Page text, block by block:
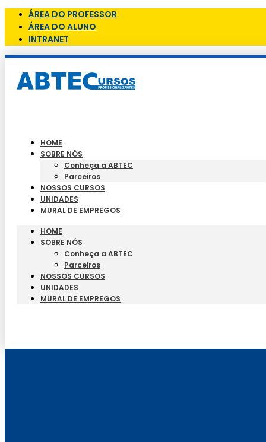
ÁREA DO PROFESSOR
ÁREA DO ALUNO
INTRANET
HOME
SOBRE NÓS
Conheça a ABTEC
Parceiros
NOSSOS CURSOS
UNIDADES
MURAL DE EMPREGOS
HOME
SOBRE NÓS
Conheça a ABTEC
Parceiros
NOSSOS CURSOS
UNIDADES
MURAL DE EMPREGOS